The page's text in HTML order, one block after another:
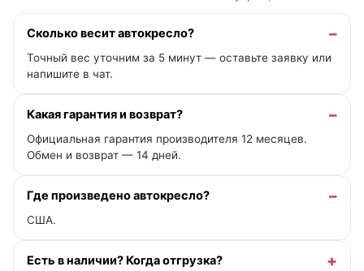
Сколько весит автокресло?
Точный вес уточним за 5 минут — оставьте заявку или
напишите в чат.
Какая гарантия и возврат?
Официальная гарантия производителя 12 месяцев.
Обмен и возврат — 14 дней.
Где произведено автокресло?
США.
Есть в наличии? Когда отгрузка?